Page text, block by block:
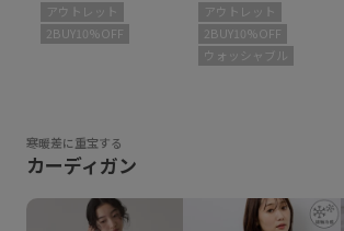
アウトレット
2BUY10%OFF
アウトレット
2BUY10%OFF
ウォッシャブル
寒暖差に重宝する
カーディガン